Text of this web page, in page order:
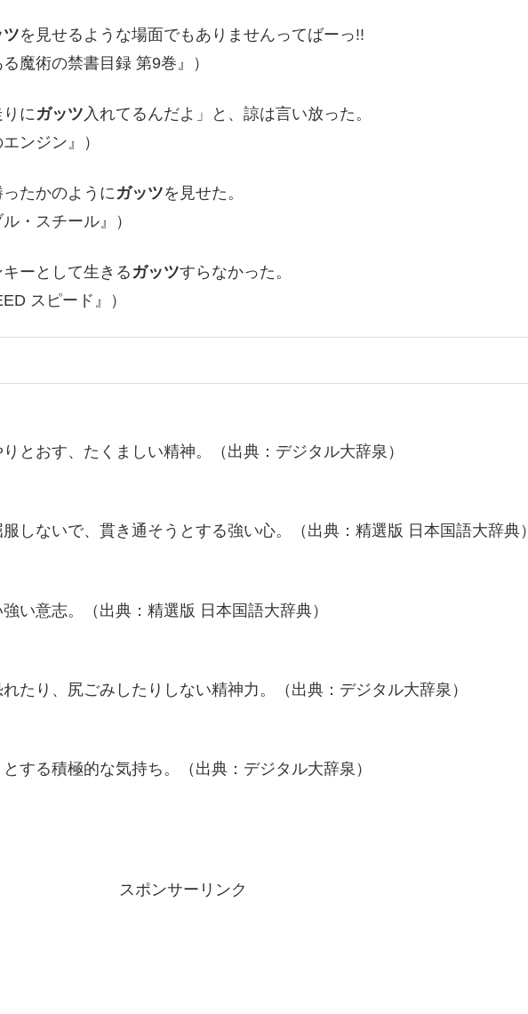
ツを見せるような場面でもありませんってばーっ!!
魔術の禁書目録 第9巻』）
にガッツ 入れてるんだよ」と、諒は言い放った。
ンジン』）
ったかのようにガッツを見せた。
・スチール』）
ーとして生きる ガッツすらなかった。
スピード』）
とおす、たくましい精神。（出典：デジタル大辞泉）
しないで、貫き通そうとする強い心。（出典：精選版 日本国語大辞典）
い意志。（出典：精選版 日本国語大辞典）
たり、尻ごみしたりしない精神力。（出典：デジタル大辞泉）
する積極的な気持ち。（出典：デジタル大辞泉）
スポンサーリンク